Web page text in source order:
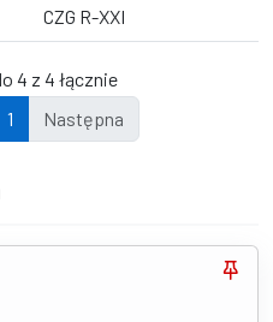
CZG R-XXI
4 z 4 łącznie
1 Następna